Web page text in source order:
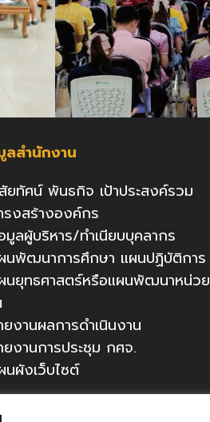
ลสำนักงาน
ยทัศน์ พันธกิจ เป้าประสงค์รวม
รงสร้างองค์กร
มูลผู้บริหาร/ทำเนียบบุคลากร
นพัฒนาการศึกษา แผนปฏิบัติการ
นยุทธศาสตร์หรือแผนพัฒนาหน่วย
ยงานผลการดำเนินงาน
ยงานการประชุม กศจ.
นผังเว็บไซต์